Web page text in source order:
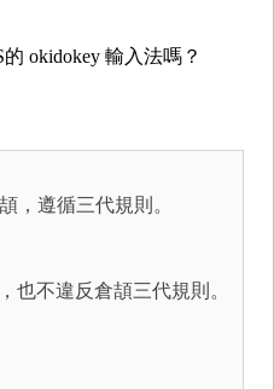
okidokey 輸入法嗎？
，遵循三代規則。
也不違反倉頡三代規則。